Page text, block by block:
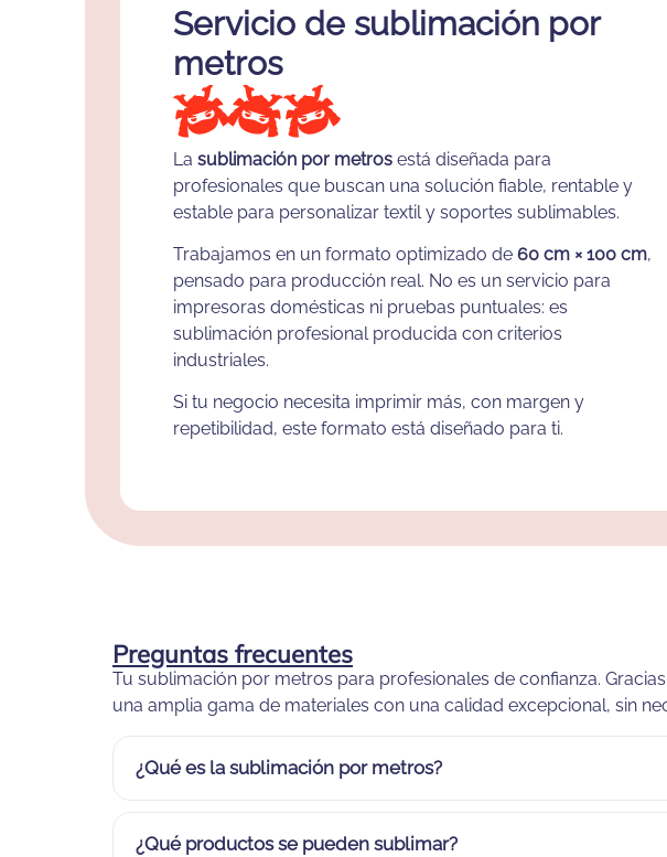
Servicio de sublimación por
metros
La sublimación por metrosestá diseñada para
profesionales que buscan una solución fiable, rentable y
estable para personalizar textil y soportes sublimables.
Trabajamos en un formato optimizado de 60 cm × 100 cm,
pensado para producción real. No es un servicio para
impresoras domésticas ni pruebas puntuales: es
sublimación profesional producida con criterios
industriales.
Si tu negocio necesita imprimir más, con margen y
repetibilidad, este formato está diseñado para ti.
Preguntas frecuentes
Tu sublimación por metros para profesionales de confianza.
una amplia gama de materiales con una calidad excepcional, sin
¿Qué es la sublimación por metros?
¿Qué productos se pueden sublimar?